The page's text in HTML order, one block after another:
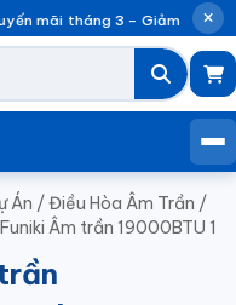
mãi tháng 3 – Giảm đến
Án /Điều Hòa Âm Trần /
Âm trần 19000BTU 1